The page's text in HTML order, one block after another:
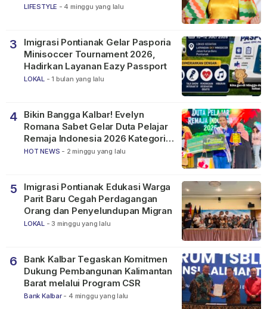
LIFESTYLE - 4 minggu yang lalu
3
Imigrasi Pontianak Gelar Pasporia
Minisoccer Tournament 2026,
Hadirkan Layanan Eazy Passport
LOKAL - 1 bulan yang lalu
4
Bikin Bangga Kalbar! Evelyn
Romana Sabet Gelar Duta Pelajar
Remaja Indonesia 2026 Kategori
SMP
HOT NEWS - 2 minggu yang lalu
5
Imigrasi Pontianak Edukasi Warga
Parit Baru Cegah Perdagangan
Orang dan Penyelundupan Migran
LOKAL - 3 minggu yang lalu
6
Bank Kalbar Tegaskan Komitmen
Dukung Pembangunan Kalimantan
Barat melalui Program CSR
Bank Kalbar - 4 minggu yang lalu